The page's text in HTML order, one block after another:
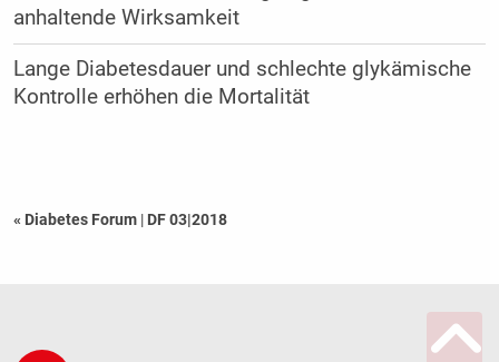
anhaltende Wirksamkeit
Lange Diabetesdauer und schlechte glykämische
Kontrolle erhöhen die Mortalität
« Diabetes Forum | DF 03|2018